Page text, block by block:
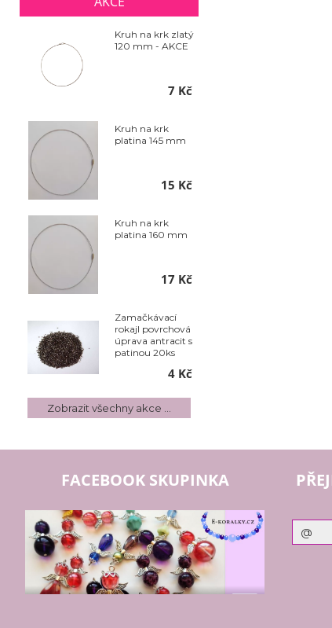
Kruh na krk zlatý
120 mm - AKCE
7 Kč
Kruh na krk
platina 145 mm
15 Kč
Kruh na krk
platina 160 mm
17 Kč
Zamačkávací
rokajl povrchová
úprava antracit s
patinou 20ks
4 Kč
Zobrazit všechny akce ...
FACEBOOK SKUPINKA